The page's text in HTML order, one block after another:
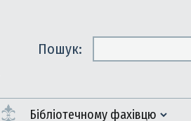
Пошук:
Бiблiотечному фахiвцю